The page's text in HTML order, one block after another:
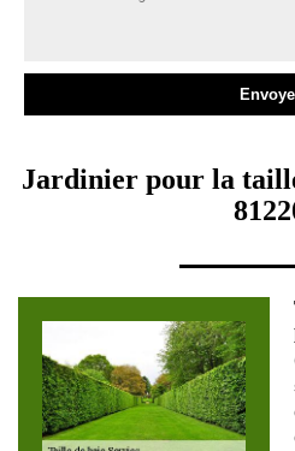
Jardinier pour la